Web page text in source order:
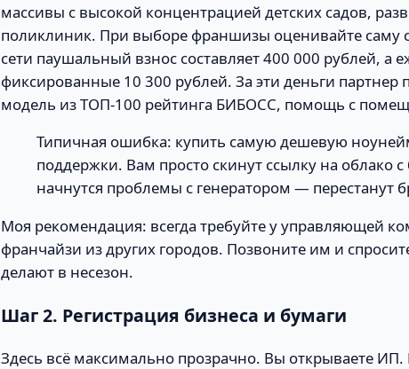
массивы с высокой концентрацией детских садов,
поликлиник. При выборе франшизы оценивайте саму
сети паушальный взнос составляет 400 000 рублей, а
фиксированные 10 300 рублей. За эти деньги партнер
модель из ТОП-100 рейтинга БИБОСС, помощь с
Типичная ошибка: купить самую дешевую
поддержки. Вам просто скинут ссылку на облако
начнутся проблемы с генератором — перестанут
Моя рекомендация: всегда требуйте у управляющей
франчайзи из других городов. Позвоните им и
делают в несезон.
Шаг 2. Регистрация бизнеса и бумаги
Здесь всё максимально прозрачно. Вы открываете